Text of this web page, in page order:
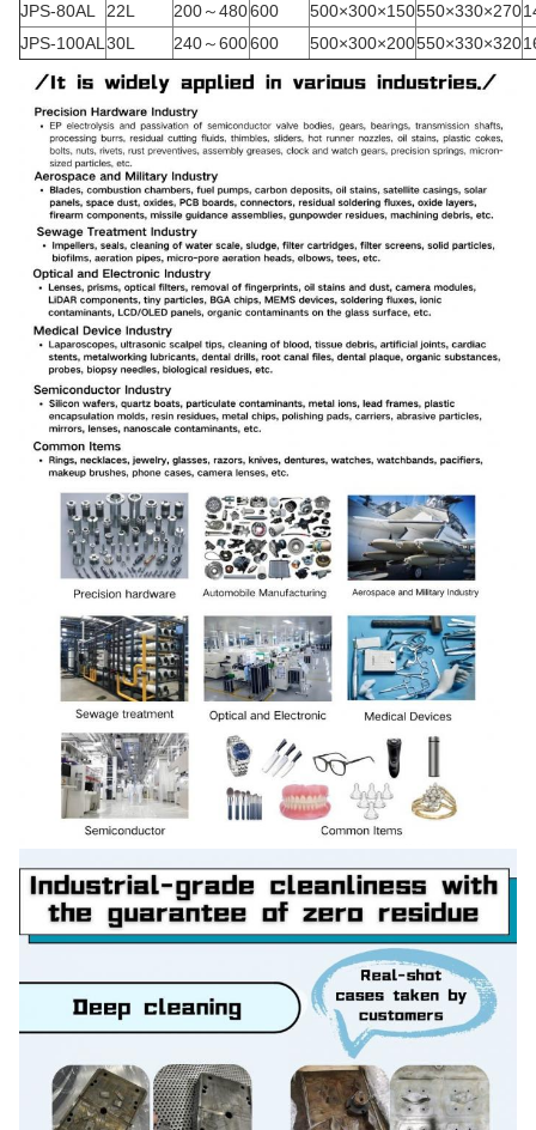
JPS-80AL
22L 200～480600 500×300×150550×330×270
JPS-100AL 30L 240～600600 500×300×200550×330×320